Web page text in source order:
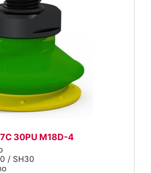
30PU M18D-4
/ SH30